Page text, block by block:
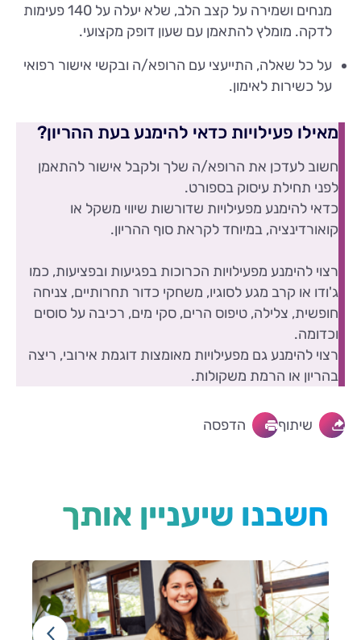
מנחים ושמירה על קצב הלב, שלא יעלה על 140 פעימות
לדקה. מומלץ להתאמן עם שעון דופק מקצועי.
על כל שאלה, התייעצי עם הרופא/ה ובקשי אישור רפואי
על כשירות לאימון.
מאילו פעילויות כדאי להימנע בעת ההריון?
חשוב לעדכן את הרופא/ה שלך ולקבל אישור להתאמן
לפני תחילת עיסוק בספורט.
כדאי להימנע מפעילויות שדורשות שיווי משקל או
קואורדינציה, במיוחד לקראת סוף ההריון.
רצוי להימנע מפעילויות הכרוכות בפגיעות ובפציעות, כמו
ג'ודו או קרב מגע לסוגיו, משחקי כדור תחרותיים, צניחה
חופשית, צלילה, טיפוס הרים, סקי מים, רכיבה על סוסים
וכדומה.
רצוי להימנע גם מפעילויות מאומצות דוגמת אירובי, ריצה
בהריון או הרמת משקולות.
שיתוף הדפסה
חשבנו שיעניין אותך